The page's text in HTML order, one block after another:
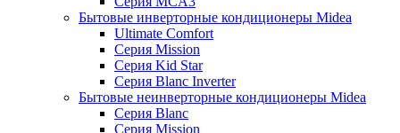
Бытовые инверторные кондиционеры Midea
Ultimate Comfort
Серия Mission
Серия Kid Star
Серия Blanc Inverter
Бытовые неинверторные кондиционеры Midea
Серия Blanc
Серия Mission